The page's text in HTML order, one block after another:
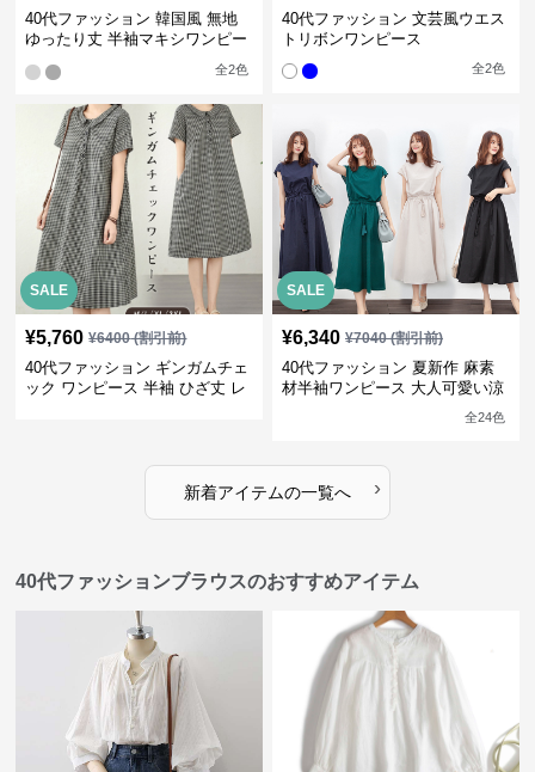
40代ファッション 韓国風 無地
ゆったり丈 半袖マキシワンピー
全2色
40代ファッション 文芸風ウエス
トリボンワンピース
全2色
SALE
¥5,760 ¥6400(割引前)
40代ファッション ギンガムチェ
ック ワンピース 半袖 ひざ丈 レ
SALE
¥6,340 ¥7040(割引前)
40代ファッション 夏新作 麻素
材半袖ワンピース 大人可愛い涼
全24色
新着アイテムの一覧へ ›
40代ファッションブラウスのおすすめアイテム